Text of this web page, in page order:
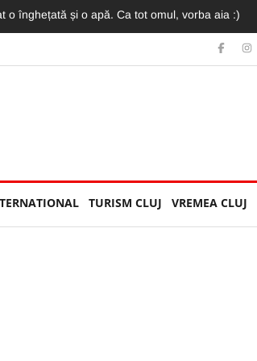
TURISM CLUJ VREMEA CLUJ